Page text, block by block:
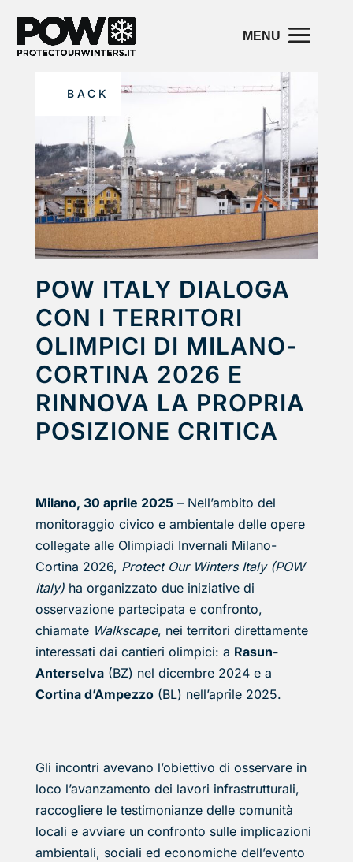
BACK
POW ITALY DIALOGA
CON I TERRITORI
OLIMPICI DI MILANO-
CORTINA 2026 E
RINNOVA LA PROPRIA
POSIZIONE CRITICA
Milano, 30 aprile 2025– Nell’ambito del
monitoraggio civico e ambientale delle opere
collegate alle Olimpiadi Invernali Milano-
Cortina 2026, Protect Our Winters Italy (POW
Italy)ha organizzato due iniziative di
osservazione partecipata e confronto,
chiamate Walkscape, nei territori direttamente
interessati dai cantieri olimpici: a Rasun-
Anterselva(BZ) nel dicembre 2024 e a
Cortina d’Ampezzo(BL) nell’aprile 2025.
Gli incontri avevano l’obiettivo di osservare in
loco l’avanzamento dei lavori infrastrutturali,
raccogliere le testimonianze delle comunità
locali e avviare un confronto sulle implicazioni
ambientali, sociali ed economiche dell’evento